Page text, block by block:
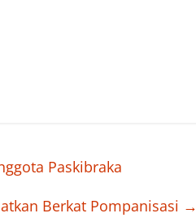
Paskibraka
Berkat Pompanisasi →